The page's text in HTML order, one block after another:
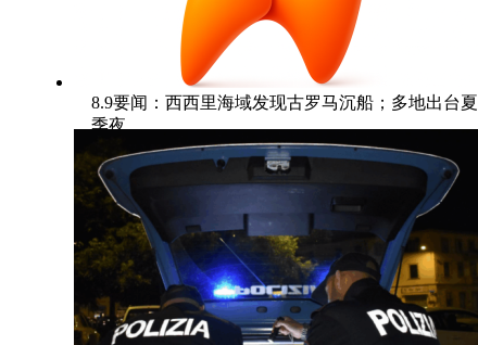
8.9要闻：西西里海域发现古罗马沉船；多地出台夏
季夜